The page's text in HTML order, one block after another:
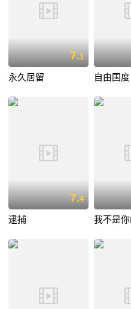
7.1
永久居留 自由国度
7.4
逮捕 我不是